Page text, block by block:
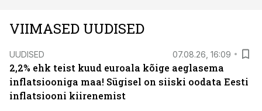
VIIMASED UUDISED
UUDISED 07.08.26, 16:09
2,2% ehk teist kuud euroala kõige aeglasema
inflatsiooniga maa! Sügisel on siiski oodata Eesti
inflatsiooni kiirenemist